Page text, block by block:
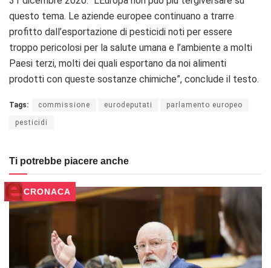
questo tema. Le aziende europee continuano a trarre
profitto dall’esportazione di pesticidi noti per essere
troppo pericolosi per la salute umana e l’ambiente a molti
Paesi terzi, molti dei quali esportano da noi alimenti
prodotti con queste sostanze chimiche”, conclude il testo.
Tags: commissione eurodeputati parlamento europeo
pesticidi
Ti potrebbe piacere anche
CRONACA